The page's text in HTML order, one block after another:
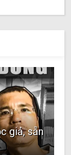
giả, sẵn